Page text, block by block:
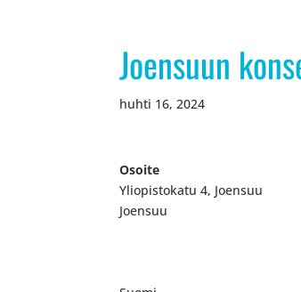
Joensuun
huhti 16, 2024
Osoite
Yliopistokatu 4, Joensuu
Joensuu